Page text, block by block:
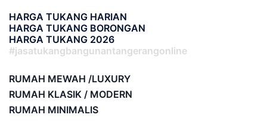
HARGA TUKANG HARIAN
HARGA TUKANG BORONGAN
HARGA TUKANG 2026
#jasatukangbangunantangerangonline
RUMAH MEWAH /LUXURY
RUMAH KLASIK / MODERN
RUMAH MINIMALIS